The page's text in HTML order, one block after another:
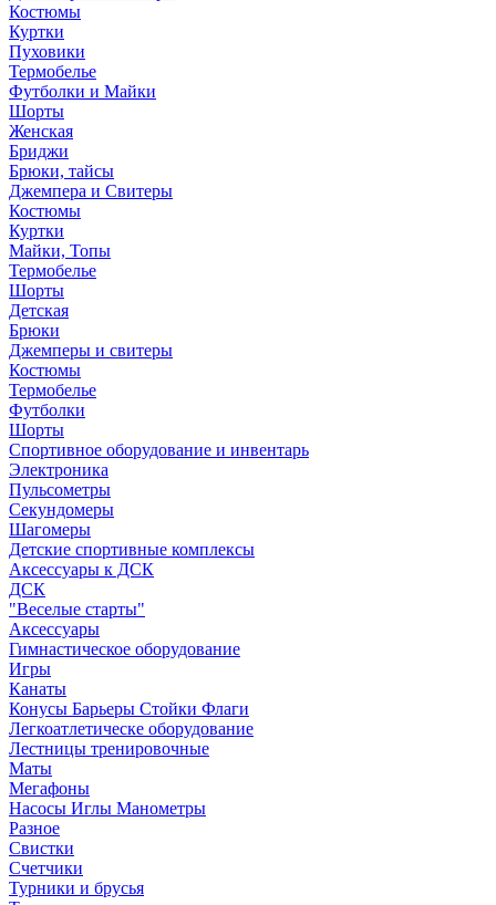
Костюмы
Куртки
Пуховики
Термобелье
Футболки и Майки
Шорты
Женская
Бриджи
Брюки, тайсы
Джемпера и Свитеры
Костюмы
Куртки
Майки, Топы
Термобелье
Шорты
Детская
Брюки
Джемперы и свитеры
Костюмы
Термобелье
Футболки
Шорты
Спортивное оборудование и инвентарь
Электроника
Пульсометры
Секундомеры
Шагомеры
Детские спортивные комплексы
Аксессуары к ДСК
ДСК
"Веселые старты"
Аксессуары
Гимнастическое оборудование
Игры
Канаты
Конусы Барьеры Стойки Флаги
Легкоатлетическе оборудование
Лестницы тренировочные
Маты
Мегафоны
Насосы Иглы Манометры
Разное
Свистки
Счетчики
Турники и брусья